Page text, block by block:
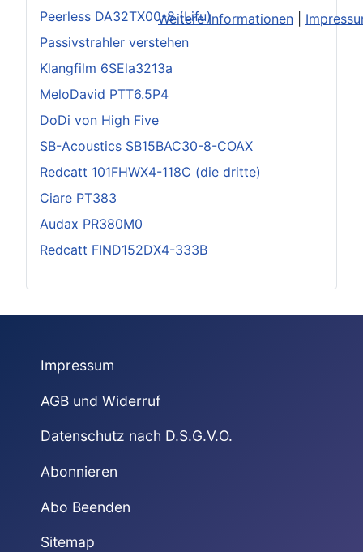
Peerless DA32TX00-8 (Lifu)
Passivstrahler verstehen
Klangfilm 6SEla3213a
MeloDavid PTT6.5P4
DoDi von High Five
SB-Acoustics SB15BAC30-8-COAX
Redcatt 101FHWX4-118C (die dritte)
Ciare PT383
Audax PR380M0
Redcatt FIND152DX4-333B
Impressum
AGB und Widerruf
Datenschutz nach D.S.G.V.O.
Abonnieren
Abo Beenden
Sitemap
Weitere Informationen